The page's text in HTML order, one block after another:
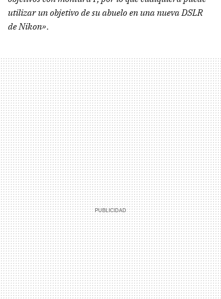
utilizar un objetivo de su abuelo en una nueva DSLR
de Nikon».